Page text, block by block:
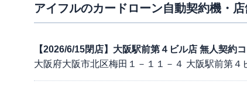
アイフルのカードローン自動契約機・
【2026/6/15閉店】大阪駅前第４ビル店 無人契約
大阪府大阪市北区梅田１－１１－４ 大阪駅前第４